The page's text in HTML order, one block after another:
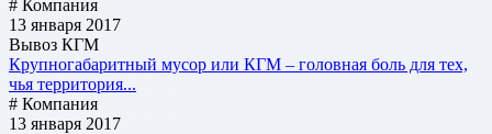
# Компания
13 января 2017
Вывоз КГМ
Крупногабаритный мусор или КГМ – головная боль для тех,
чья территория...
# Компания
13 января 2017